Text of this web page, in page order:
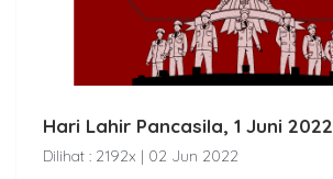
Hari Lahir Pancasila, 1 Juni 2022
Dilihat : 2192x | 02 Jun 2022